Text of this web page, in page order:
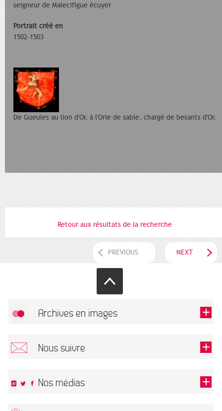
seigneur de Malecifigue écuyer
Portrait créé en
1502-1503
De Gueules au lion d'Or, à l'Orle de sable, chargé de besants d'Or.
Retour aux résultats de la recherche
PREVIOUS NEXT
Archives en images
Nous suivre
Nos médias